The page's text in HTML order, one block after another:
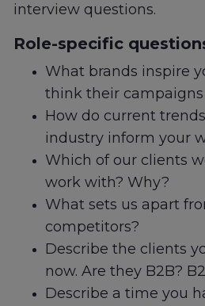
interview questions.
Role-specific
What brands inspire
think their campaigns
How do current
industry inform your
Which of our clients
work with? Why?
What sets us apart
competitors?
Describe the clients
now. Are they B2B?
Describe a time you